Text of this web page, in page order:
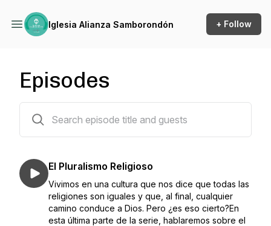
Iglesia Alianza Samborondón + Follow
Episodes
El Pluralismo Religioso
Vivimos en una cultura que nos dice que todas las
religiones son iguales y que, al final, cualquier
camino conduce a Dios. Pero ¿es eso cierto?En
esta última parte de la serie, hablaremos sobre el